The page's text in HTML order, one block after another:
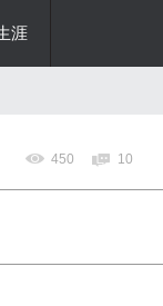
涯
450 10